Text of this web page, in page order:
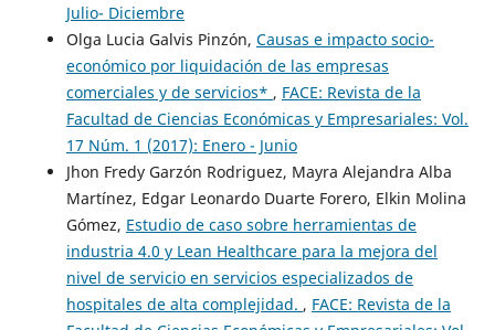
Julio- Diciembre
Olga Lucia Galvis Pinzón, Causas e impacto socio-
económico por liquidación de las empresas
comerciales y de servicios* , FACE: Revista de la
Facultad de Ciencias Económicas y Empresariales: Vol.
17 Núm. 1 (2017): Enero - Junio
Jhon Fredy Garzón Rodriguez, Mayra Alejandra Alba
Martínez, Edgar Leonardo Duarte Forero, Elkin Molina
Gómez, Estudio de caso sobre herramientas de
industria 4.0 y Lean Healthcare para la mejora del
nivel de servicio en servicios especializados de
hospitales de alta complejidad. , FACE: Revista de la